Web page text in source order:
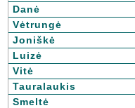
Danė
Vėtrungė
Joniškė
Luizė
Vitė
Tauralaukis
Smeltė